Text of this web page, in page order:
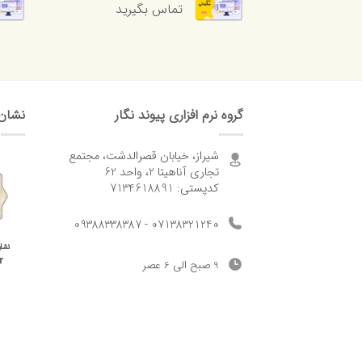
تماس بگیرید
گروه نرم افزاری پیوند نگار
شیراز، خیابان قصرالدشت، مجتمع
تجاری آناهیتا 2، واحد 62
کدپستی: 7134618891
07138321240 - 09388338387
9 صبح الی 6 عصر